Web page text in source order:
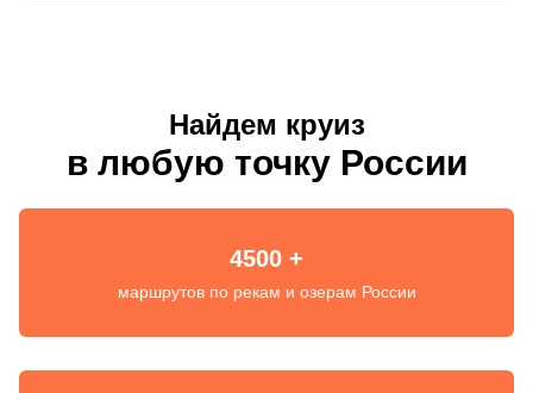
Найдем круиз
в любую точку России
4500 +
маршрутов по рекам и озерам России